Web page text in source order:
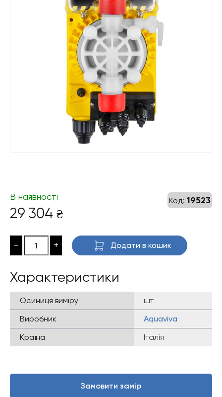
Код: 19523
В наявності
29 304 ₴
- + Додати в кошик
Характеристики
Одиниця виміру
шт.
Виробник
Aquaviva
Країна
Італія
Замовити замір